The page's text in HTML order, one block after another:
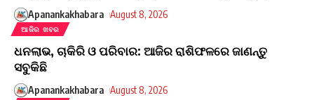
Apanankakhabara August 8, 2026
ଆଜିର ଖବର
ଧନଲାଭ, ଚାକିରି ଓ ପରିବାର: ଆଜିର ରାଶିଫଳରେ ଜାଣନ୍ତୁ
ସବୁକିଛି
Apanankakhabara August 8, 2026